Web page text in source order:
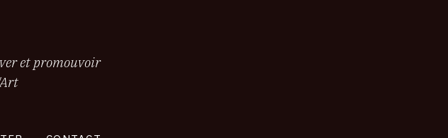
et promouvoir